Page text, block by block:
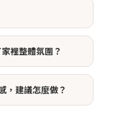
裡整體氛圍？
，建議怎麼做？